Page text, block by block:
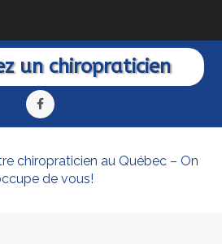
un chiropraticien
Facebook